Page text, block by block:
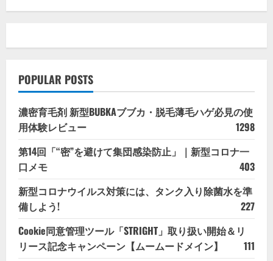
POPULAR POSTS
濃密育毛剤 新型BUBKAブブカ・脱毛薄毛ハゲ必見の使
用体験レビュー
1298
第14回「“密”を避けて集団感染防止」｜新型コロナ一
口メモ
403
新型コロナウイルス対策には、タンク入り除菌水を準
備しよう!
227
Cookie同意管理ツール「STRIGHT」取り扱い開始＆リ
リース記念キャンペーン【ムームードメイン】
111